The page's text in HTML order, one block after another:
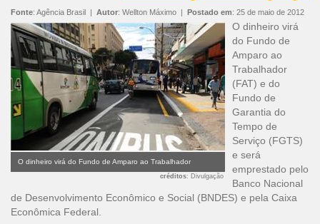
Fonte: Agência Brasil | Autor: Wellton Máximo | Postado em: 25 de maio de 2012
O dinheiro virá do Fundo de Amparo ao Trabalhador
créditos: Divulgação
O dinheiro virá
do Fundo de
Amparo ao
Trabalhador
(FAT) e do
Fundo de
Garantia do
Tempo de
Serviço (FGTS)
e será
emprestado pelo
Banco Nacional
de Desenvolvimento Econômico e Social (BNDES) e pela Caixa
Econômica Federal.